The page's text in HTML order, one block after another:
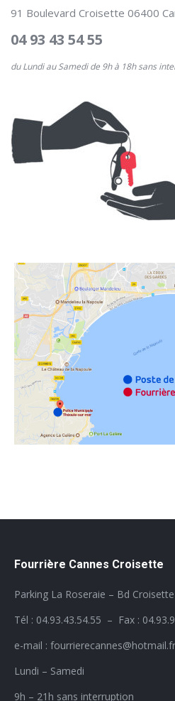
91 Boulevard Croisette 06400
04 93 43 54 55
du Lundi au Samedi de 9h à 18h sans
Fourrière Cannes Croisette
Parking La Roseraie – Bd
Tél : 04.93.43.54.55 – Fax :
e-mail : fourrierecannes@hotmail.fr
Lundi – Samedi
9h – 21h sans interruption